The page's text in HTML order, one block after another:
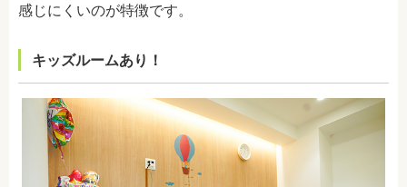
感じにくいのが特徴です。
キッズルームあり！